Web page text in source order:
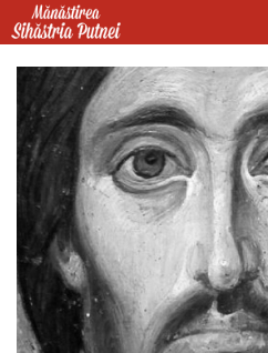
Mergi la conţinutul principal